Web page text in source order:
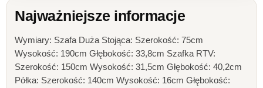
Najważniejsze informacje
Wymiary: Szafa Duża Stojąca: Szerokość: 75cm
Wysokość: 190cm Głębokość: 33,8cm Szafka RTV:
Szerokość: 150cm Wysokość: 31,5cm Głębokość: 40,2cm
Półka: Szerokość: 140cm Wysokość: 16cm Głębokość: